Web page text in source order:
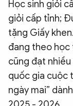
Học sinh giỏi
giỏi cấp tỉnh;
tặng Giấy
đang theo học
cũng đạt
quốc gia cuộc
ngày mai”